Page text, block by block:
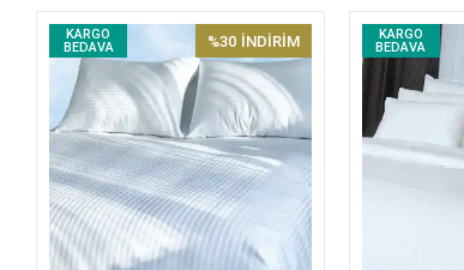
KARGO
BEDAVA
%30 İNDİRİM
KARGO
BEDAVA